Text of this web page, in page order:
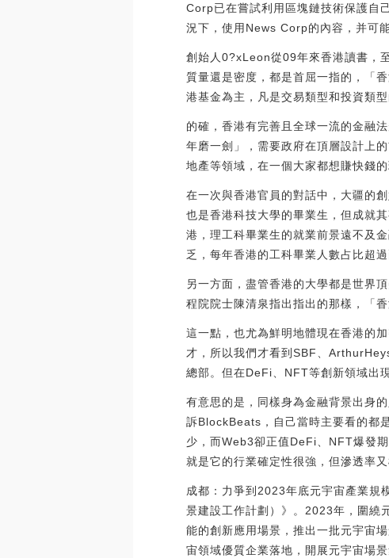
Corp已在嘗試利用區塊鏈技術保護自
況下，使用News Corp的內容，并可
創始人0?xLeon從09年來香港讀書，
質量還是密度，都是首屈一指的，「
港基金為主，凡是交易類型和投資類
的確，香港有完善且全球一流的金融
年磨一劍」，需要政府在頂層設計上
地產等領域，在一個大家都想賺快錢
在一次與香港官員的對話中，大疆的
也是香港科技大學的畢業生，但成就
港，理工科畢業生的就業前景遠不及
乏，每年香港的工科畢業人數占比超
另一方面，盡管香港的大學都是世界
程院院士陳清泉指出指出的那樣，「
這一點，也尤為鮮明地體現在香港的
才，所以我們才看到SBF、
總部。但在DeFi、NFT等創新領域出
有意思的是，同樣身為金融背景出身
訴BlockBeats，自己當時主要看的都
少，而Web3卻正值DeFi、NFT爆發
就是它的行業確定性很強，但滲透率
成都：力爭到2023年底元宇宙產業規
景建設工作計劃）》。2023年，圍繞
能的創新應用場景，推出一批元宇宙
宙領域優質企業落地，開展元宇宙場